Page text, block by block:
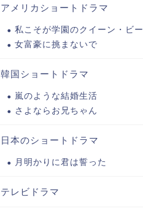
アメリカショートドラマ
私こそが学園のクイーン・ビー
女富豪に挑まないで
韓国ショートドラマ
嵐のような結婚生活
さよならお兄ちゃん
日本のショートドラマ
月明かりに君は誓った
テレビドラマ